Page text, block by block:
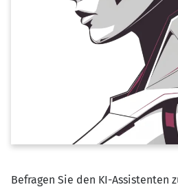
Befragen Sie den KI-Assistenten